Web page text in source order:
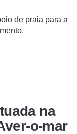
de praia para a
na
o-mar